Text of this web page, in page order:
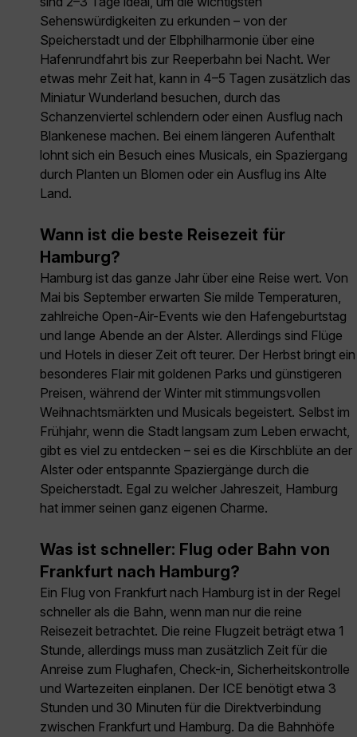
Sehenswürdigkeiten zu erkunden – von der
Speicherstadt und der Elbphilharmonie über eine
Hafenrundfahrt bis zur Reeperbahn bei Nacht. Wer
etwas mehr Zeit hat, kann in 4–5 Tagen zusätzlich das
Miniatur Wunderland besuchen, durch das
Schanzenviertel schlendern oder einen Ausflug nach
Blankenese machen. Bei einem längeren Aufenthalt
lohnt sich ein Besuch eines Musicals, ein Spaziergang
durch Planten un Blomen oder ein Ausflug ins Alte
Land.
Wann ist die beste Reisezeit für
Hamburg?
Hamburg ist das ganze Jahr über eine Reise wert. Von
Mai bis September erwarten Sie milde Temperaturen,
zahlreiche Open-Air-Events wie den Hafengeburtstag
und lange Abende an der Alster. Allerdings sind Flüge
und Hotels in dieser Zeit oft teurer. Der Herbst bringt ein
besonderes Flair mit goldenen Parks und günstigeren
Preisen, während der Winter mit stimmungsvollen
Weihnachtsmärkten und Musicals begeistert. Selbst im
Frühjahr, wenn die Stadt langsam zum Leben erwacht,
gibt es viel zu entdecken – sei es die Kirschblüte an der
Alster oder entspannte Spaziergänge durch die
Speicherstadt. Egal zu welcher Jahreszeit, Hamburg
hat immer seinen ganz eigenen Charme.
Was ist schneller: Flug oder Bahn von
Frankfurt nach Hamburg?
Ein Flug von Frankfurt nach Hamburg ist in der Regel
schneller als die Bahn, wenn man nur die reine
Reisezeit betrachtet. Die reine Flugzeit beträgt etwa 1
Stunde, allerdings muss man zusätzlich Zeit für die
Anreise zum Flughafen, Check-in, Sicherheitskontrolle
und Wartezeiten einplanen. Der ICE benötigt etwa 3
Stunden und 30 Minuten für die Direktverbindung
zwischen Frankfurt und Hamburg. Da die Bahnhöfe